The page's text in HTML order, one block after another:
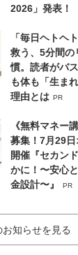
2026」発表！
「毎日ヘトヘ
救う、5分間の
慣。読者がバ
も体も「生ま
理由とは PR
《無料マネー
募集！7月29
開催『セカン
かに！〜安心
金設計〜』
PR
お知らせを見る